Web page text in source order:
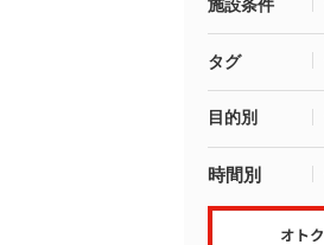
施設条件
タグ
目的別
時間別